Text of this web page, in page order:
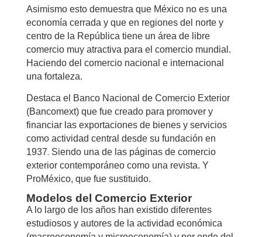
Asimismo esto demuestra que México no es una
economía cerrada y que en regiones del norte y
centro de la República tiene un área de libre
comercio muy atractiva para el comercio mundial.
Haciendo del comercio nacional e internacional
una fortaleza.
Destaca el Banco Nacional de Comercio Exterior
(Bancomext) que fue creado para promover y
financiar las exportaciones de bienes y servicios
como actividad central desde su fundación en
1937. Siendo una de las páginas de comercio
exterior contemporáneo como una revista. Y
ProMéxico, que fue sustituido.
Modelos del Comercio Exterior
A lo largo de los años han existido diferentes
estudiosos y autores de la actividad económica